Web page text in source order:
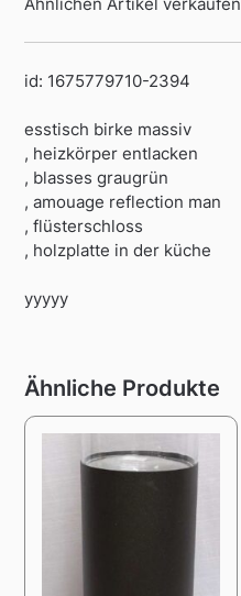
id: 1675779710-2394
esstisch birke massiv
, heizkörper entlacken
, blasses graugrün
, amouage reflection man
, flüsterschloss
, holzplatte in der küche
yyyyy
Ähnliche Produkte